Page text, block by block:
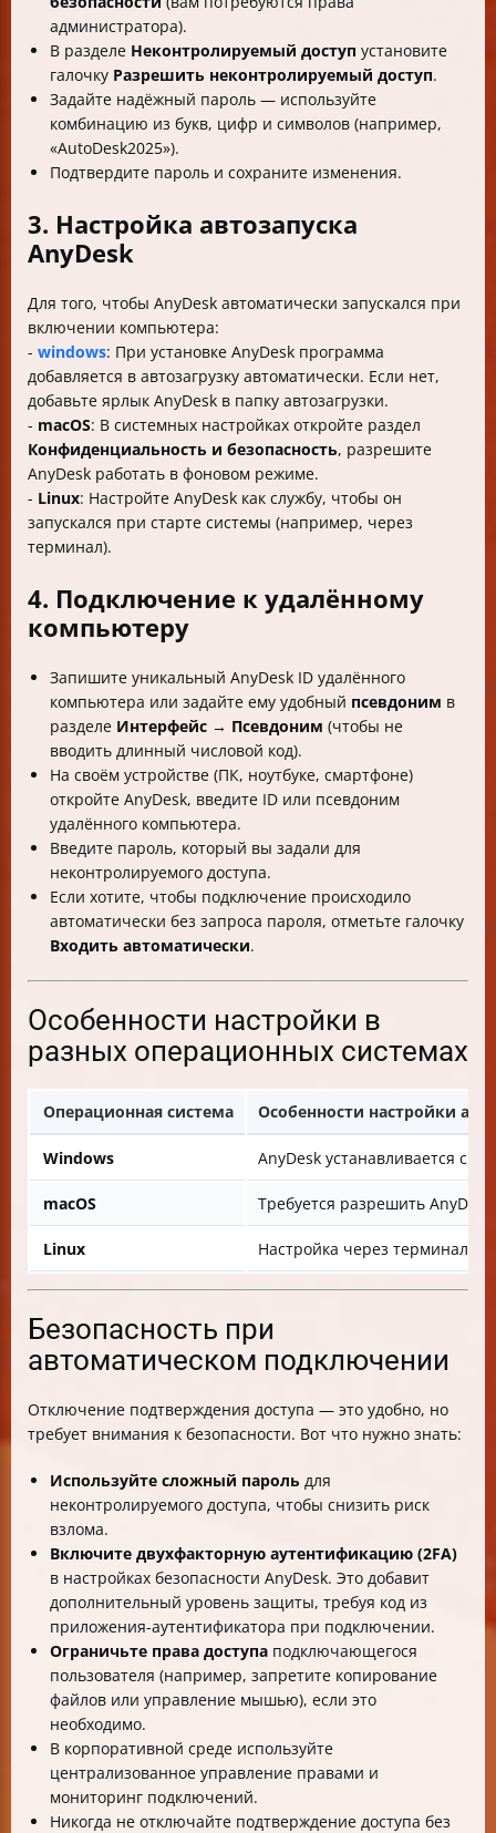
администратора).
В разделе Неконтролируемый доступ установите
галочку Разрешить неконтролируемый доступ.
Задайте надёжный пароль — используйте
комбинацию из букв, цифр и символов (например,
«AutoDesk2025»).
Подтвердите пароль и сохраните изменения.
3. Настройка автозапуска
AnyDesk
Для того, чтобы AnyDesk автоматически запускался при
включении компьютера:
- windows: При установке AnyDesk программа
добавляется в автозагрузку автоматически. Если нет,
добавьте ярлык AnyDesk в папку автозагрузки.
- macOS: В системных настройках откройте раздел
Конфиденциальность и безопасность, разрешите
AnyDesk работать в фоновом режиме.
- Linux: Настройте AnyDesk как службу, чтобы он
запускался при старте системы (например, через
терминал).
4. Подключение к удалённому
компьютеру
Запишите уникальный AnyDesk ID удалённого
компьютера или задайте ему удобный псевдоним в
разделе Интерфейс → Псевдоним (чтобы не
вводить длинный числовой код).
На своём устройстве (ПК, ноутбуке, смартфоне)
откройте AnyDesk, введите ID или псевдоним
удалённого компьютера.
Введите пароль, который вы задали для
неконтролируемого доступа.
Если хотите, чтобы подключение происходило
автоматически без запроса пароля, отметьте галочку
Входить автоматически.
Особенности настройки в
разных операционных системах
Операционная система Особенности настройки
Windows AnyDesk устанавливается с
macOS Требуется разрешить
Linux Настройка через терминал
Безопасность при
автоматическом подключении
Отключение подтверждения доступа — это удобно, но
требует внимания к безопасности. Вот что нужно знать:
Используйте сложный пароль для
неконтролируемого доступа, чтобы снизить риск
взлома.
Включите двухфакторную аутентификацию (2FA)
в настройках безопасности AnyDesk. Это добавит
дополнительный уровень защиты, требуя код из
приложения-аутентификатора при подключении.
Ограничьте права доступа подключающегося
пользователя (например, запретите копирование
файлов или управление мышью), если это
необходимо.
В корпоративной среде используйте
централизованное управление правами и
мониторинг подключений.
Никогда не отключайте подтверждение доступа без